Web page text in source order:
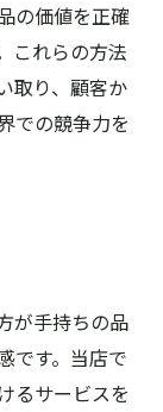
の価値を正確
これらの方法
取り、顧客か
での競争力を
が手持ちの品
です。当店で
るサービスを